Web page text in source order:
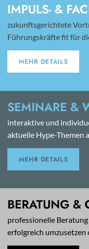
IMPULS- &
zukunftsgerichtete
Führungskräfte fit für
MEHR DETAILS
SEMINARE &
interaktive und
aktuelle Hype-Themen
MEHR DETAILS
BERATUNG &
professionelle
erfolgreich umzusetzen